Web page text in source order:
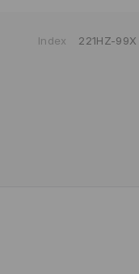
Index 221HZ-99X